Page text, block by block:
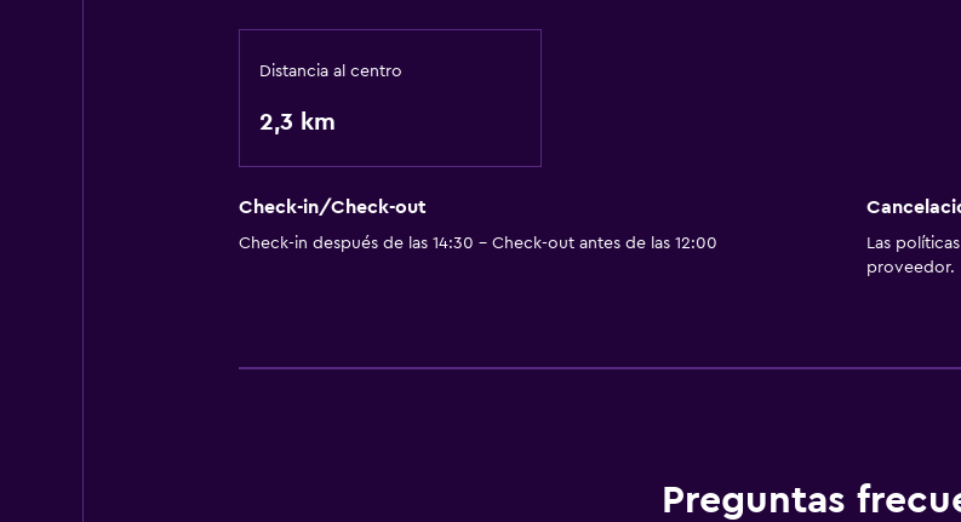
Distancia al centro
2,3 km
Check-in/Check-out
Check-in después de las 14:30 - Check-out antes de las 12:00
Las
proveedor.
Preguntas